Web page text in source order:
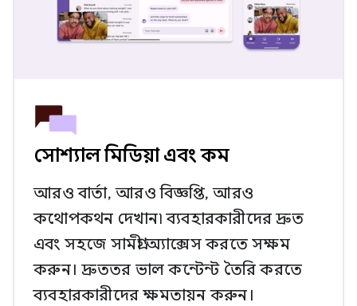
সোশ্যাল মিডিয়া এবং কম
আরও বার্তা, আরও বিজ্ঞপ্তি, আরও
কথোপকথন দেখান৷ ব্যবহারকারীদের দ্রুত
এবং সহজে সামগ্রী অ্যাক্সেস করতে সক্ষম
করুন। দ্রুততর ভাল কন্টেন্ট তৈরি করতে
ব্যবহারকারীদের ক্ষমতায়ন করুন।